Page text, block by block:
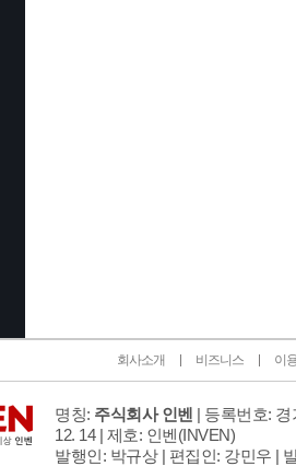
회사소개 비즈니스 이
명칭: 주식회사 인벤 | 등록번호:
12. 14 | 제호: 인벤(INVEN)
발행인: 박규상 | 편집인: 강민우 |